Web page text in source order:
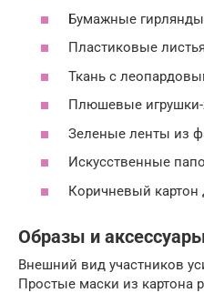
Бумажные
Пластиковые
Ткань с
Плюшевые
Зеленые ленты из
Искусственные
Коричневый картон
Образы и
Внешний вид участников
Простые маски из картона